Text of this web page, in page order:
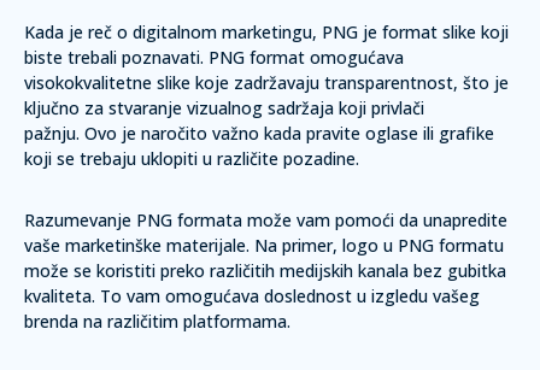
Kada je reč o digitalnom marketingu, PNG je format slike koji
biste trebali poznavati. PNG format omogućava
visokokvalitetne slike koje zadržavaju transparentnost, što je
ključno za stvaranje vizualnog sadržaja koji privlači
pažnju. Ovo je naročito važno kada pravite oglase ili grafike
koji se trebaju uklopiti u različite pozadine.
Razumevanje PNG formata može vam pomoći da unapredite
vaše marketinške materijale. Na primer, logo u PNG formatu
može se koristiti preko različitih medijskih kanala bez gubitka
kvaliteta. To vam omogućava doslednost u izgledu vašeg
brenda na različitim platformama.